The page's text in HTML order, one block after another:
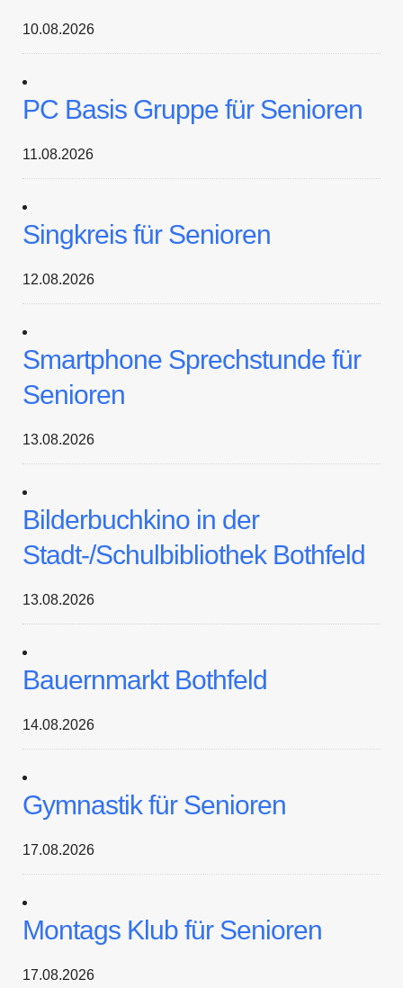
10.08.2026
PC Basis Gruppe für Senioren
11.08.2026
Singkreis für Senioren
12.08.2026
Smartphone Sprechstunde für
Senioren
13.08.2026
Bilderbuchkino in der
Stadt-/Schulbibliothek Bothfeld
13.08.2026
Bauernmarkt Bothfeld
14.08.2026
Gymnastik für Senioren
17.08.2026
Montags Klub für Senioren
17.08.2026